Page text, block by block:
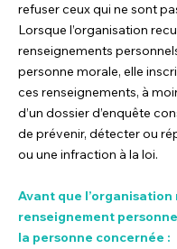
refuser ceux qui ne sont
Lorsque l’organisation
renseignements
personne morale, elle
ces renseignements, à
d’un dossier d’enquête
de prévenir, détecter ou
ou une infraction à la loi.
Avant que
renseignement
la personne concernée :